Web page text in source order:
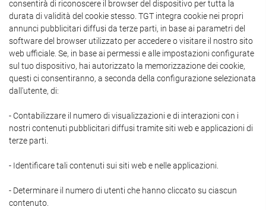
consentirà di riconoscere il browser del dispositivo per tutta la
durata di validità del cookie stesso. TGT integra cookie nei propri
annunci pubblicitari diffusi da terze parti, in base ai parametri del
software del browser utilizzato per accedere o visitare il nostro sito
web ufficiale. Se, in base ai permessi e alle impostazioni configurate
sul tuo dispositivo, hai autorizzato la memorizzazione dei cookie,
questi ci consentiranno, a seconda della configurazione selezionata
dall'utente, di:
- Contabilizzare il numero di visualizzazioni e di interazioni con i
nostri contenuti pubblicitari diffusi tramite siti web e applicazioni di
terze parti.
- Identificare tali contenuti sui siti web e nelle applicazioni.
- Determinare il numero di utenti che hanno cliccato su ciascun
contenuto.